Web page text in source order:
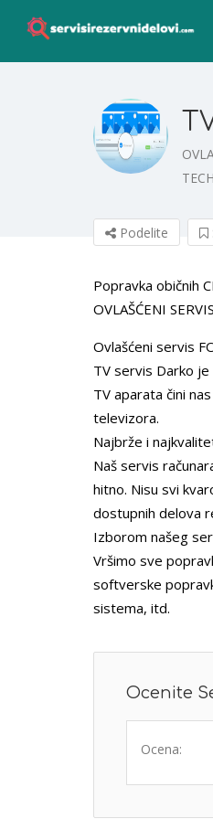
TECH
Podelite
Popravka običnih
OVLAŠĆENI
Ovlašćeni servis
TV servis Darko
TV aparata čini
televizora.
Najbrže i
Naš servis
hitno. Nisu svi
dostupnih delova
Izborom našeg
Vršimo sve
softverske
sistema, itd.
Ocenite
Ocena: